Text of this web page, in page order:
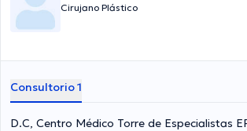
Cirujano Plástico
Consultorio 1
D.C, Centro Médico Torre de Especialistas